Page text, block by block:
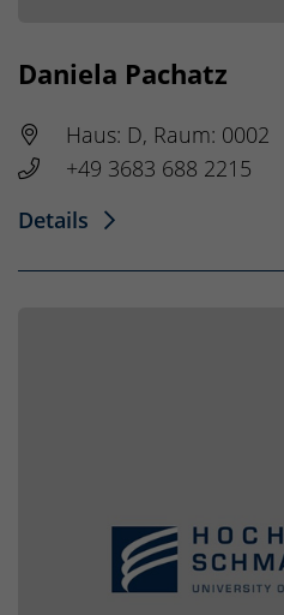
Daniela Pachatz
Haus: D, Raum: 0002
+49 3683 688 2215
Details